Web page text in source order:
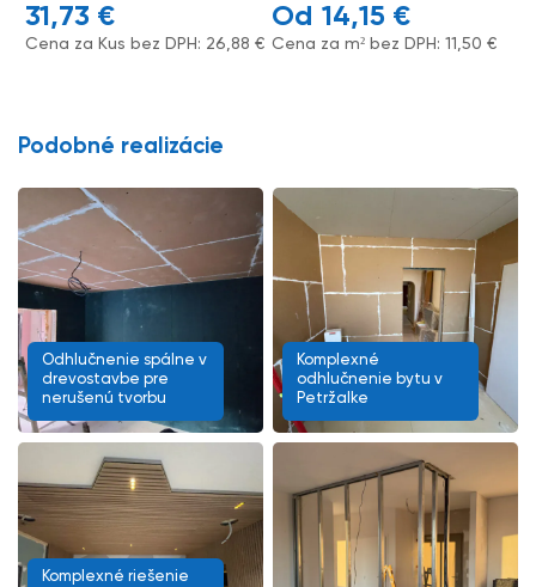
31,73 €
Cena za Kus bez DPH: 26,88 €
14,15 €
Cena za m² bez DPH: 11,50 €
Podobné realizácie
Odhlučnenie spálne v
drevostavbe pre
nerušenú tvorbu
Komplexné
odhlučnenie bytu v
Petržalke
Komplexné riešenie